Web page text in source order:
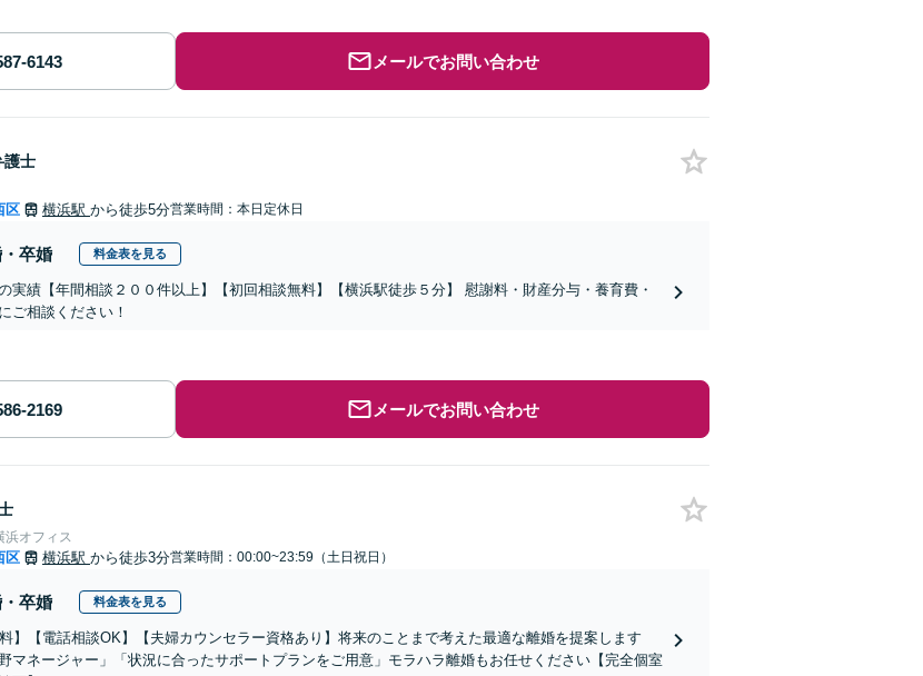
メールでお問い合わせ
護士
区 横浜駅 から徒歩5分営業時間：本日定休日
卒婚 料金表を見る
実績【年間相談２００件以上】【初回相談無料】【横浜駅徒歩５分】 慰謝料・財産分与・養育費・
ご相談ください！
メールでお問い合わせ
浜オフィス
区 横浜駅 から徒歩3分営業時間：00:00~23:59（土日祝日）
卒婚 料金表を見る
料】【電話相談OK】【夫婦カウンセラー資格あり】将来のことまで考えた最適な離婚を提案します
マネージャー」「状況に合ったサポートプランをご用意」モラハラ離婚もお任せください【完全個室